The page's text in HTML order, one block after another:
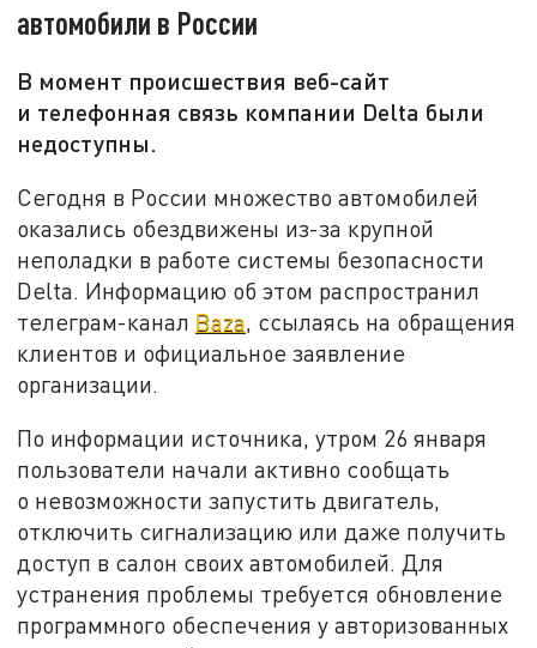
автомобили в России
В момент происшествия веб-сайт
и телефонная связь компании Delta были
недоступны.
Сегодня в России множество автомобилей
оказались обездвижены из-за крупной
неполадки в работе системы безопасности
Delta. Информацию об этом распространил
телеграм-канал Baza, ссылаясь на обращения
клиентов и официальное заявление
организации.
По информации источника, утром 26 января
пользователи начали активно сообщать
о невозможности запустить двигатель,
отключить сигнализацию или даже получить
доступ в салон своих автомобилей. Для
устранения проблемы требуется обновление
программного обеспечения у авторизованных